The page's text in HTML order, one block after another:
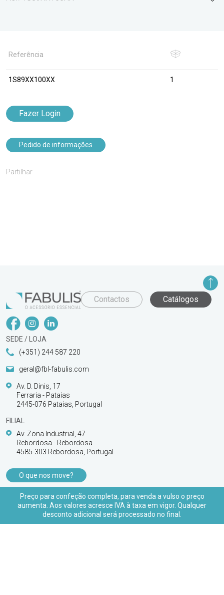
Referência
1S89XX100XX 1
Fazer Login
Pedido de informações
Partilhar
Contactos Catálogos
SEDE / LOJA
(+351) 244 587 220
geral@fbl-fabulis.com
Av. D. Dinis, 17
Ferraria - Pataias
2445-076 Pataias, Portugal
FILIAL
Av. Zona Industrial, 47
Rebordosa - Rebordosa
4585-303 Rebordosa, Portugal
O que nos move?
PRODUTOS
APOIO AO CLIENTE
Preço para confeção completa, para venda a vulso o preço
aumenta. Aos valores acresce IVA à taxa em vigor. Qualquer
desconto adicional será processado no final.